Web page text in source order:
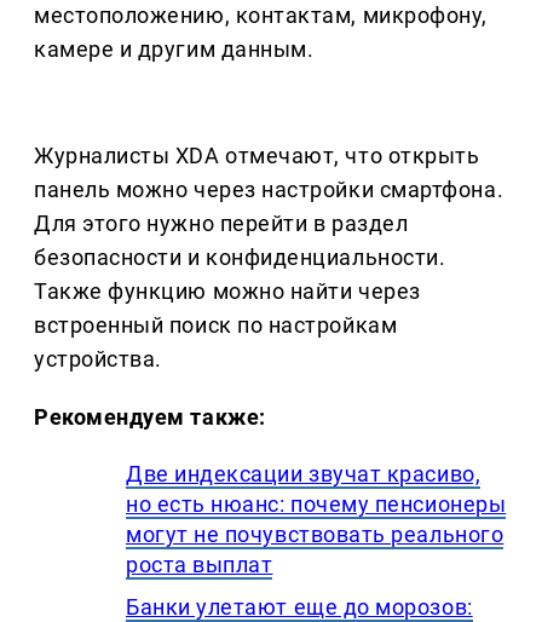
местоположению, контактам, микрофону,
камере и другим данным.
Журналисты XDA отмечают, что открыть
панель можно через настройки смартфона.
Для этого нужно перейти в раздел
безопасности и конфиденциальности.
Также функцию можно найти через
встроенный поиск по настройкам
устройства.
Рекомендуем также:
Две индексации звучат красиво,
но есть нюанс: почему пенсионеры
могут не почувствовать реального
роста выплат
Банки улетают еще до морозов: